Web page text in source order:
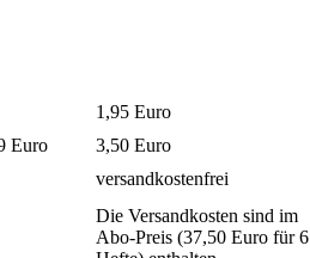
1,95 Euro
Euro
3,50 Euro
versandkostenfrei
Die Versandkosten sind im
Abo-Preis (37,50 Euro für 6